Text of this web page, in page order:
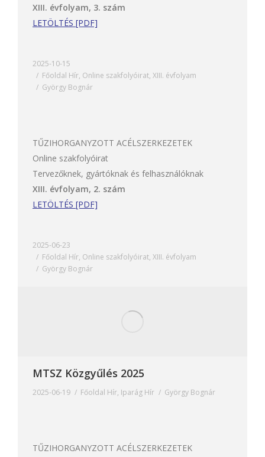
XIII. évfolyam, 3. szám
LETÖLTÉS [PDF]
2025-10-15
Főoldal Hír, Online szakfolyóirat, XIII. évfolyam
György Bognár
TŰZIHORGANYZOTT ACÉLSZERKEZETEK
Online szakfolyóirat
Tervezőknek, gyártóknak és felhasználóknak
XIII. évfolyam, 2. szám
LETÖLTÉS [PDF]
2025-06-23
Főoldal Hír, Online szakfolyóirat, XIII. évfolyam
György Bognár
MTSZ Közgyűlés 2025
2025-06-19 Főoldal Hír, Iparág Hír György Bognár
TŰZIHORGANYZOTT ACÉLSZERKEZETEK